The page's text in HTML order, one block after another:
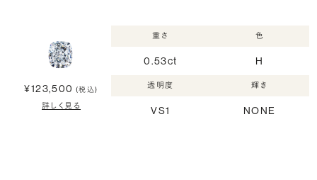
¥123,500 (税込)
詳しく見る
重さ
0.53ct
色
H
透明度
VS1
輝き
NONE